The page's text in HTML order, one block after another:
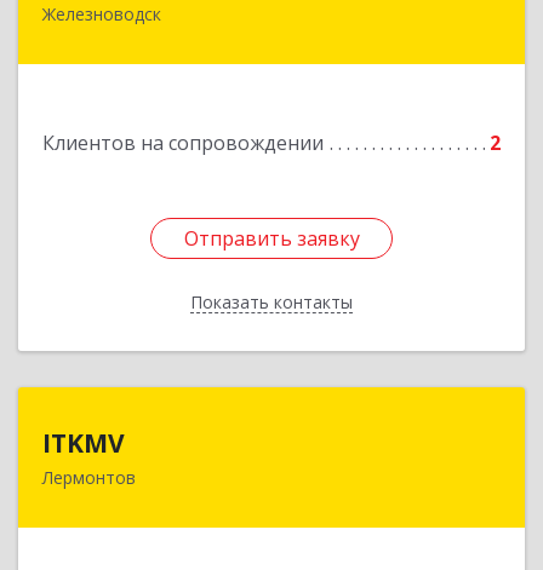
Железноводск
Клиентов на сопровождении 2
Отправить заявку
Показать контакты
Отправить заявку
Назад
ITKMV
Лермонтов